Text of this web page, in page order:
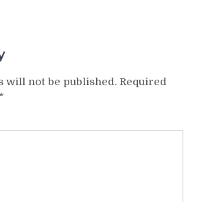
will not be published. Required
*